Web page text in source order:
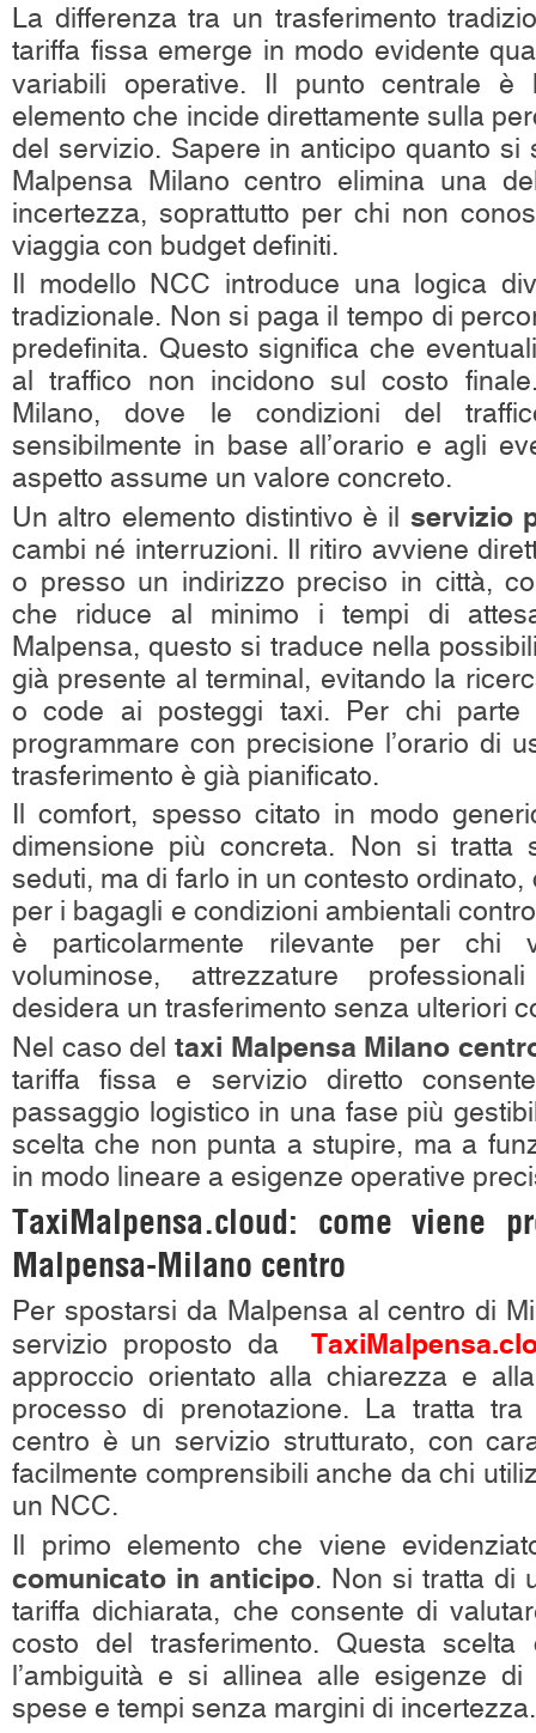
La differenza tra un trasferimento
tariffa fissa emerge in modo evidente
variabili operative. Il punto centrale
elemento che incide direttamente sulla
del servizio. Sapere in anticipo quanto si
Malpensa Milano centro elimina una
incertezza, soprattutto per chi non
viaggia con budget definiti.
Il modello NCC introduce una logica
tradizionale. Non si paga il tempo di
predefinita. Questo significa che
al traffico non incidono sul costo
Milano, dove le condizioni del
sensibilmente in base all’orario e agli
aspetto assume un valore concreto.
Un altro elemento distintivo è il servizio
cambi né interruzioni. Il ritiro avviene
o presso un indirizzo preciso in città,
che riduce al minimo i tempi di
Malpensa, questo si traduce nella
già presente al terminal, evitando la
o code ai posteggi taxi. Per chi parte
programmare con precisione l’orario di
trasferimento è già pianificato.
Il comfort, spesso citato in modo
dimensione più concreta. Non si tratta
seduti, ma di farlo in un contesto
per i bagagli e condizioni ambientali
è particolarmente rilevante per chi
voluminose, attrezzature
desidera un trasferimento senza ulteriori
Nel caso del taxi Malpensa Milano
tariffa fissa e servizio diretto
passaggio logistico in una fase più
scelta che non punta a stupire, ma a
in modo lineare a esigenze operative
TaxiMalpensa.cloud: come viene
Malpensa-Milano centro
Per spostarsi da Malpensa al centro di
servizio proposto da
approccio orientato alla chiarezza e
processo di prenotazione. La tratta
centro è un servizio strutturato, con
facilmente comprensibili anche da chi
un NCC.
Il primo elemento che viene
comunicato in anticipo. Non si tratta di
tariffa dichiarata, che consente di
costo del trasferimento. Questa scelta
l’ambiguità e si allinea alle esigenze
spese e tempi senza margini di incertezza.